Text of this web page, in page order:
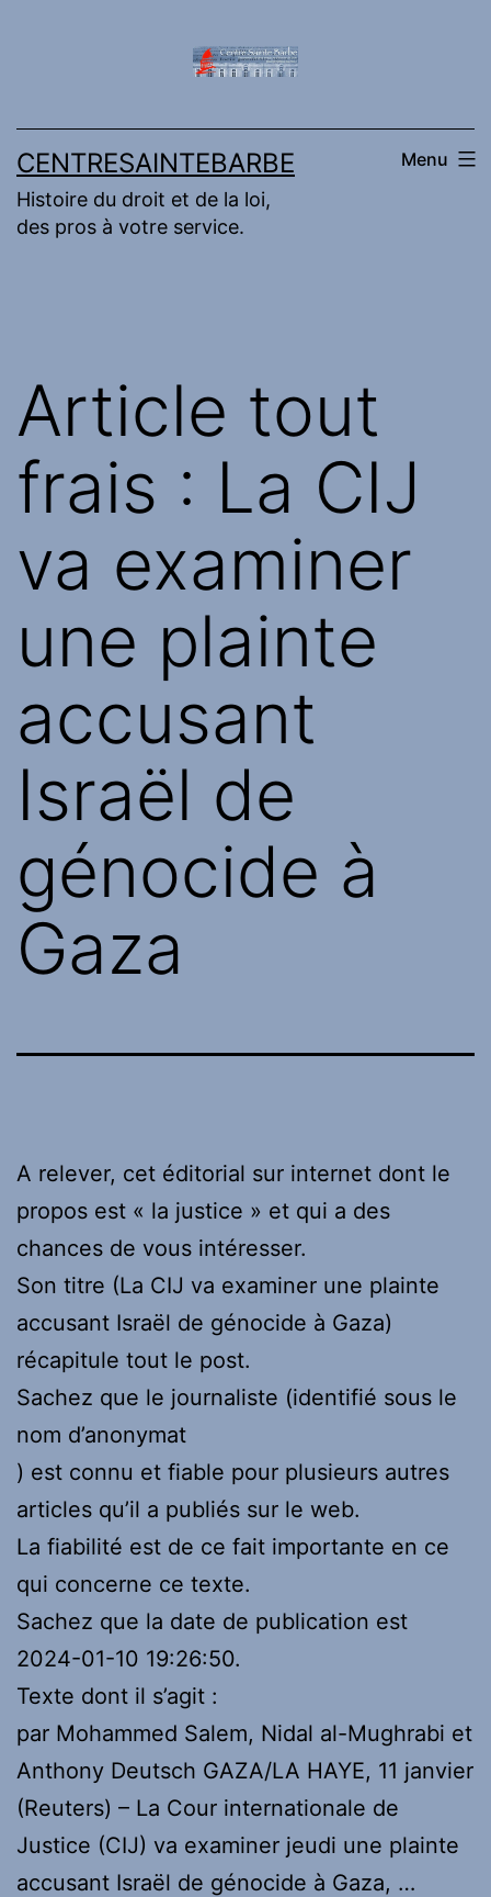
CENTRESAINTEBARBE
Histoire du droit et de la loi,
des pros à votre service.
Menu
Article tout
frais : La CIJ
va examiner
une plainte
accusant
Israël de
génocide à
Gaza
A relever, cet éditorial sur internet dont le
propos est « la justice » et qui a des
chances de vous intéresser.
Son titre (La CIJ va examiner une plainte
accusant Israël de génocide à Gaza)
récapitule tout le post.
Sachez que le journaliste (identifié sous le
nom d’anonymat
) est connu et fiable pour plusieurs autres
articles qu’il a publiés sur le web.
La fiabilité est de ce fait importante en ce
qui concerne ce texte.
Sachez que la date de publication est
2024-01-10 19:26:50.
Texte dont il s’agit :
par Mohammed Salem, Nidal al-Mughrabi et
Anthony Deutsch GAZA/LA HAYE, 11 janvier
(Reuters) – La Cour internationale de
Justice (CIJ) va examiner jeudi une plainte
accusant Israël de génocide à Gaza, …